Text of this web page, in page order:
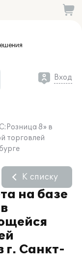
Вход
8» в
торговлей
на базе
г. Санкт-
К списку